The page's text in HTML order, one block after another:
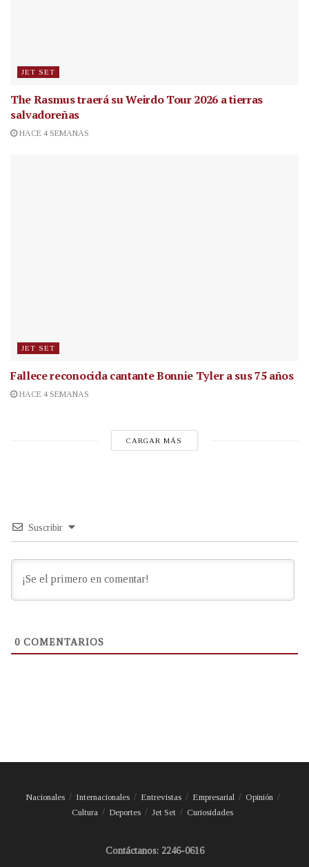
JET SET
The Rasmus traerá su Weirdo Tour 2026 a tierras
salvadoreñas
HACE 4 SEMANAS
JET SET
Fallece reconocida cantanteBonnie Tyler a sus 75 años
HACE 4 SEMANAS
CARGAR MÁS
Suscribir
0 COMENTARIOS
Nacionales Internacionales Entrevistas Empresarial
Opinión
Cultura
Deportes Jet Set Curiosidades
Contáctanos: 2246-0616